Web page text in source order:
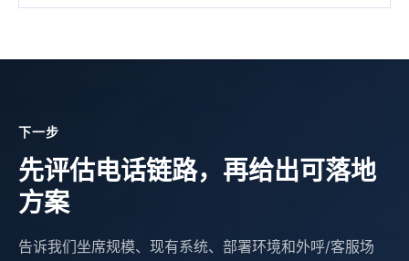
下一步
先评估电话链路，再给出可落地
方案
告诉我们坐席规模、现有系统、部署环境和外呼/客服场